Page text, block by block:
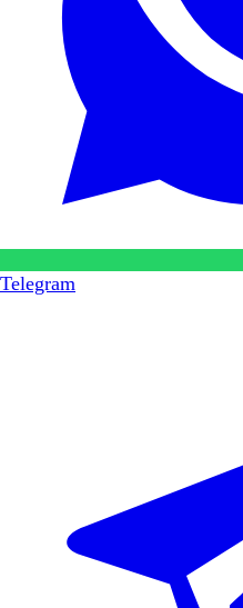
Telegram